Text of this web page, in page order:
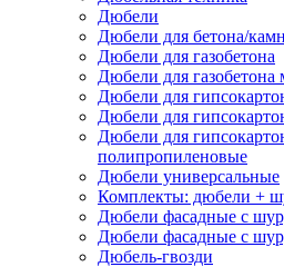
Дюбели
Дюбели для бетона/
Дюбели для газобетона
Дюбели для газобетона
Дюбели для
Дюбели для
Дюбели для
полипропиленовые
Дюбели универсальные
Комплекты: дюбели +
Дюбели фасадные с
Дюбели фасадные с
Дюбель-гвозди